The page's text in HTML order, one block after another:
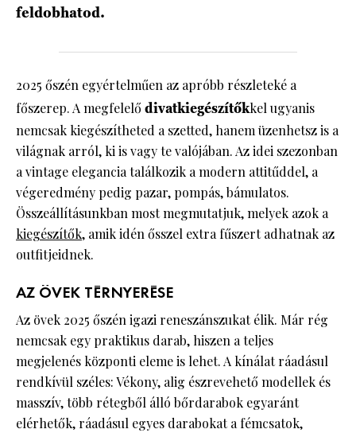
feldobhatod.
2025 őszén egyértelműen az apróbb részleteké a
főszerep. A megfelelő divatkiegészítőkkel ugyanis
nemcsak kiegészítheted a szetted, hanem üzenhetsz is a
világnak arról, ki is vagy te valójában. Az idei szezonban
a vintage elegancia találkozik a modern attitűddel, a
végeredmény pedig pazar, pompás, bámulatos.
Összeállításunkban most megmutatjuk, melyek azok a
kiegészítők, amik idén ősszel extra fűszert adhatnak az
outfitjeidnek.
AZ ÖVEK TÉRNYERÉSE
Az övek 2025 őszén igazi reneszánszukat élik. Már rég
nemcsak egy praktikus darab, hiszen a teljes
megjelenés központi eleme is lehet. A kínálat ráadásul
rendkívül széles: Vékony, alig észrevehető modellek és
masszív, több rétegből álló bőrdarabok egyaránt
elérhetők, ráadásul egyes darabokat a fémcsatok,